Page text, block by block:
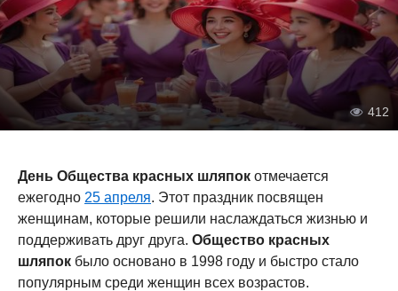
412
День Общества красных шляпок отмечается
ежегодно 25 апреля. Этот праздник посвящен
женщинам, которые решили наслаждаться жизнью и
поддерживать друг друга. Общество красных
шляпок было основано в 1998 году и быстро стало
популярным среди женщин всех возрастов.